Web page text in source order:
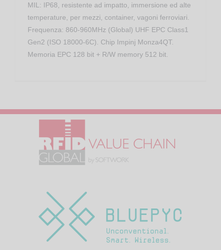
MIL: IP68, resistente ad impatto, immersione ed alte
temperature, per mezzi, container, vagoni ferroviari.
Frequenza: 860-960MHz (Global) UHF EPC Class1
Gen2 (ISO 18000-6C). Chip Impinj Monza4QT.
Memoria EPC 128 bit + R/W memory 512 bit.